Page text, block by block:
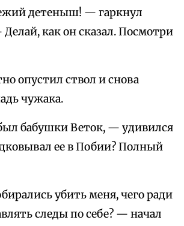
детеныш! — гаркнул
как он сказал. Посмотри
опустил ствол и снова
чужака.
бабушки Веток, — удивился
ее в Побии? Полный
убить меня, чего ради
следы по себе? — начал